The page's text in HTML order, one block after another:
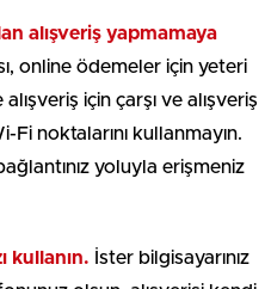
alışveriş yapmamaya
online ödemeler için yeteri
için çarşı ve alışveriş
noktalarını kullanmayın.
yoluyla erişmeniz
kullanın. İster bilgisayarınız